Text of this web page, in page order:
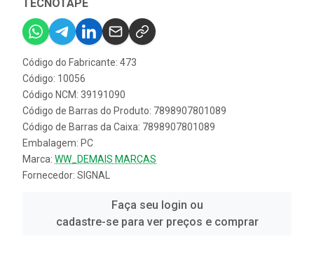
TECNOTAPE
Código do Fabricante: 473
Código: 10056
Código NCM: 39191090
Código de Barras do Produto: 7898907801089
Código de Barras da Caixa: 7898907801089
Embalagem: PC
Marca: WW_DEMAIS MARCAS
Fornecedor: SIGNAL
Faça seu login ou
cadastre-se para ver preços e comprar